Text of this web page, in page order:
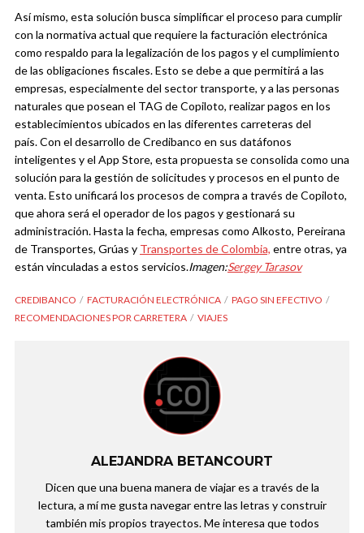
Así mismo, esta solución busca simplificar el proceso para cumplir
con la normativa actual que requiere la facturación electrónica
como respaldo para la legalización de los pagos y el cumplimiento
de las obligaciones fiscales. Esto se debe a que permitirá a las
empresas, especialmente del sector transporte, y a las personas
naturales que posean el TAG de Copiloto, realizar pagos en los
establecimientos ubicados en las diferentes carreteras del
país.Con el desarrollo de Credibanco en sus datáfonos
inteligentes y el App Store, esta propuesta se consolida como una
solución para la gestión de solicitudes y procesos en el punto de
venta. Esto unificará los procesos de compra a través de Copiloto,
que ahora será el operador de los pagos y gestionará su
administración. Hasta la fecha, empresas como Alkosto, Pereirana
de Transportes, Grúas y Transportes de Colombia, entre otras, ya
están vinculadas a estos servicios.Imagen:Sergey Tarasov
CREDIBANCO FACTURACIÓN ELECTRÓNICA
PAGO SIN EFECTIVO
RECOMENDACIONES POR CARRETERA
VIAJES
ALEJANDRA BETANCOURT
Dicen que una buena manera de viajar es a través de la
lectura, a mí me gusta navegar entre las letras y construir
también mis propios trayectos. Me interesa que todos